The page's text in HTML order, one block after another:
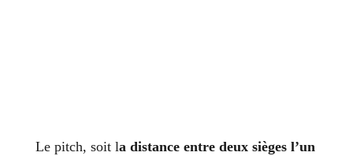
Le pitch, soit la distance entre deux sièges l’un